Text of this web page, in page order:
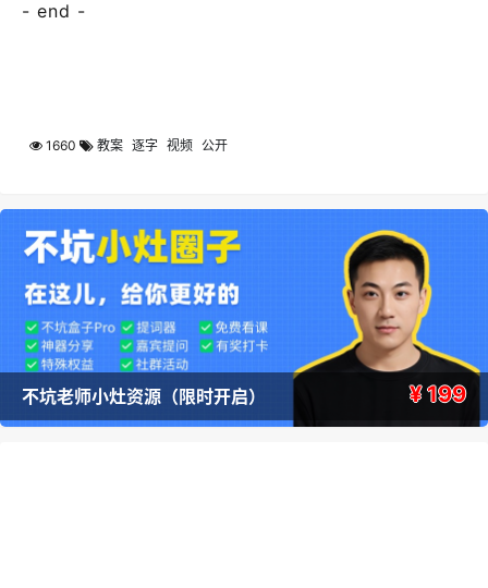
- end -
1660 教案 逐字 视频 公开
不坑老师小灶资源（限时开启） ¥ 199